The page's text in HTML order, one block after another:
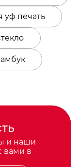
уф печать
и наши
вами в